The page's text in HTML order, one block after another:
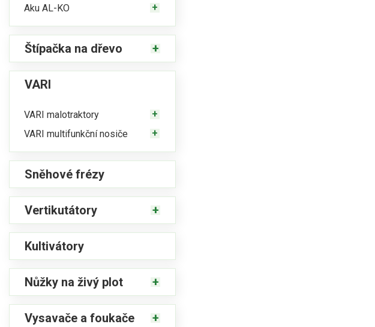
Aku AL-KO
Štípačka na dřevo
VARI
VARI malotraktory
VARI multifunkční nosiče
Sněhové frézy
Vertikutátory
Kultivátory
Nůžky na živý plot
Vysavače a foukače